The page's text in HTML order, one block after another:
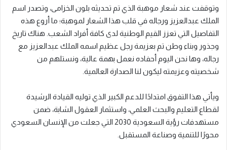
وتوقفت عند شعار موهبة الذي تم تحديثه بلون الخزامى، وتصدر اسم
الملك عبدالعزيز ورجاله في قلب هذا الشعار لموهبة؛ ما أروع هذه
التفاصيل التي تعزز القيم الوطنية لدى كافة أفراد الشعب. هناك تاريخ
وجذور وبناء وطن تم بعزيمة رجل عظيم اسمه الملك عبدالعزيز مع
رجاله، وها نحن اليوم أحفاده نعمل بهمة عالية، ونستلهم من
شخصيته وعزيمته ليكون لنا الصدارة العالمية.
ويأتي هذا التفوق امتدادًا للدعم الكبير الذي توليه القيادة الرشيدة
لقطاع التعليم والبحث العلمي، واستثمار العقول الشابة، ضمن
مستهدفات رؤية السعودية 2030 التي جعلت من الإنسان السعودي
محورًا للتنمية وصناعة المستقبل.